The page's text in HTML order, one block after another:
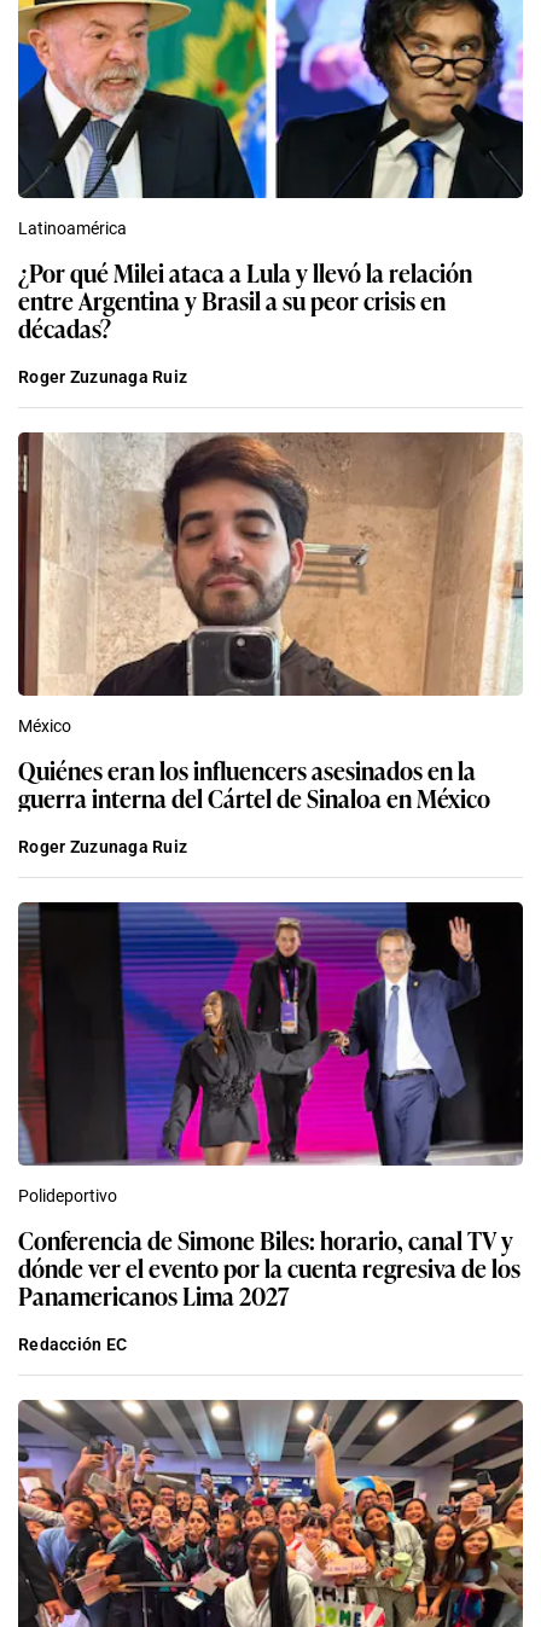
Latinoamérica
¿Por qué Milei ataca a Lula y llevó la relación
entre Argentina y Brasil a su peor crisis en
décadas?
Roger Zuzunaga Ruiz
México
Quiénes eran los influencers asesinados en la
guerra interna del Cártel de Sinaloa en México
Roger Zuzunaga Ruiz
Polideportivo
Conferencia de Simone Biles: horario, canal TV y
dónde ver el evento por la cuenta regresiva de los
Panamericanos Lima 2027
Redacción EC